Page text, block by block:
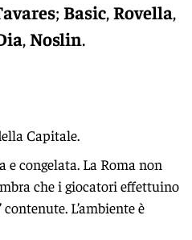
; Basic,Rovella,
, Noslin.
Capitale.
e congelata. La Roma non
che i giocatori effettuino
L’ambiente è